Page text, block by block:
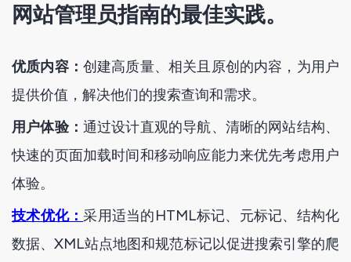
网站管理员指南的最佳实践。
优质内容： 创建高质量、相关且原创的内容，为用户
提供价值，解决他们的搜索查询和需求。
用户体验： 通过设计直观的导航、清晰的网站结构、
快速的页面加载时间和移动响应能力来优先考虑用户
体验。
技术优化：采用适当的HTML标记、元标记、结构化
数据、XML站点地图和规范标记以促进搜索引擎的爬